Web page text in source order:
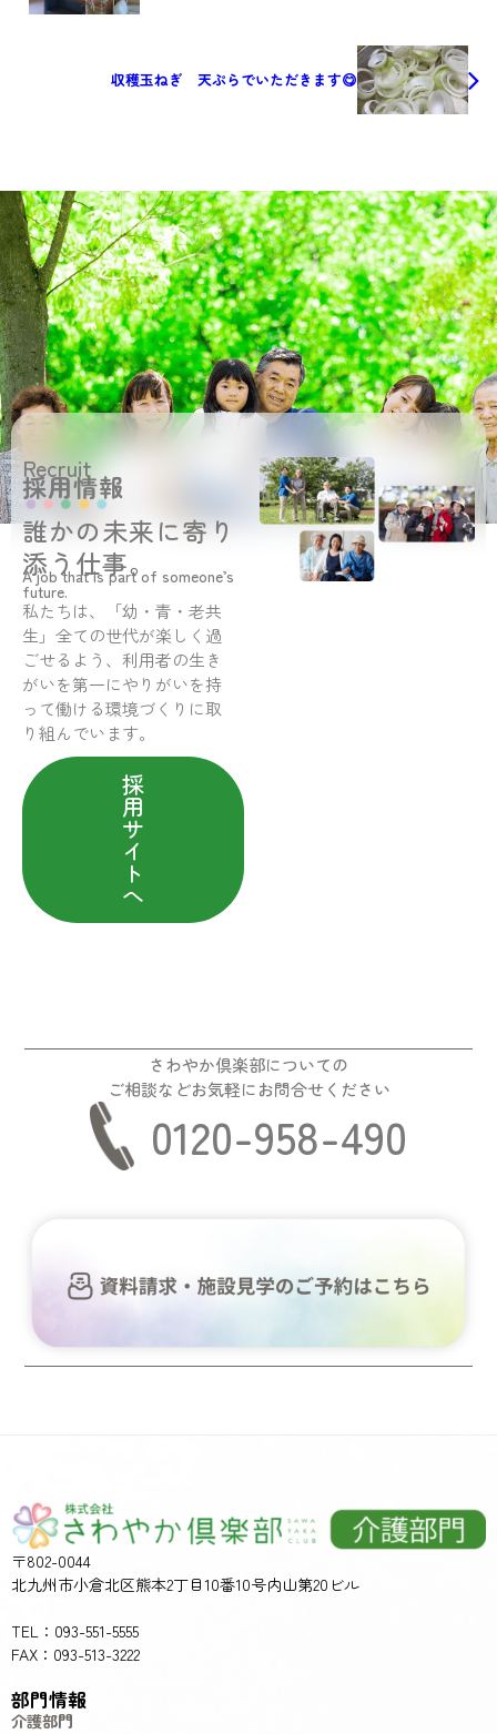
収穫玉ねぎ 天ぷらでいただきます😋
Recruit
採用情報
誰かの未来に寄り
添う仕事。
A job that is part of someone’s
future.
私たちは、「幼・青・老共
生」全ての世代が楽しく過
ごせるよう、利用者の生き
がいを第一にやりがいを持
って働ける環境づくりに取
り組んでいます。
採
用
サ
イ
ト
へ
さわやか倶楽部についての
ご相談などお気軽にお問合せください
0120-958-490
〒802-0044
北九州市小倉北区熊本2丁目10番10号内山第20ビル
TEL：093-551-5555
FAX：093-513-3222
部門情報
介護部門